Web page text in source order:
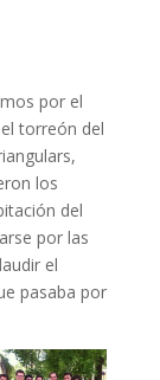
por el
torreón del
los
del
por las
el
pasaba por